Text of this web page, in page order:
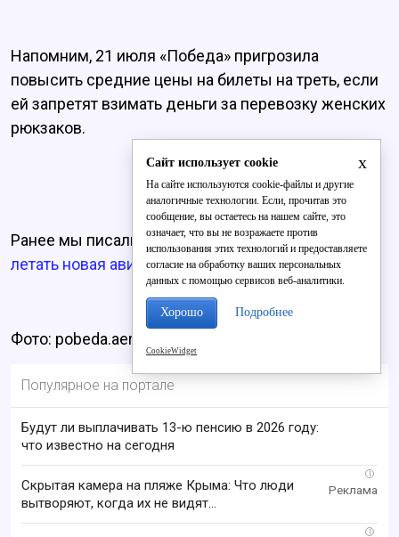
Напомним, 21 июля «Победа» пригрозила
повысить средние цены на билеты на треть, если
ей запретят взимать деньги за перевозку женских
рюкзаков.
Ранее мы писали, чтоиз Кирова в Москву будет
летать новая авиакомпания.
Фото: pobeda.aero
Популярное на портале
Будут ли выплачивать 13-ю пенсию в 2026 году:
что известно на сегодня
i
Скрытая камера на пляже Крыма: Что люди
вытворяют, когда их не видят...
i
x
Сайт использует cookie
На сайте используются cookie-файлы и другие
аналогичные технологии. Если, прочитав это
сообщение, вы остаетесь на нашем сайте, это
означает, что вы не возражаете против
использования этих технологий и предоставляете
согласие на обработку ваших персональных
данных с помощью сервисов веб-аналитики.
Хорошо Подробнее
CookieWidget